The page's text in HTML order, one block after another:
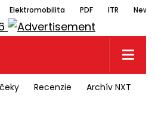
Elektromobilita PDF ITR
Recenzie Archív NXT